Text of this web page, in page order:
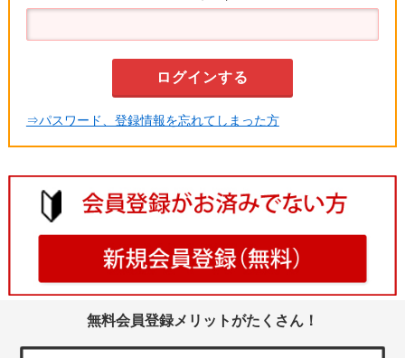
⇒パスワード、登録情報を忘れてしまった方
無料会員登録メリットがたくさん！